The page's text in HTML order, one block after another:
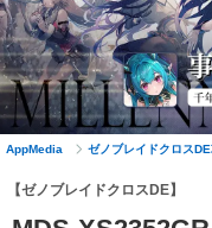
AppMedia ゼノブレイドクロス
【ゼノブレイドクロスDE】